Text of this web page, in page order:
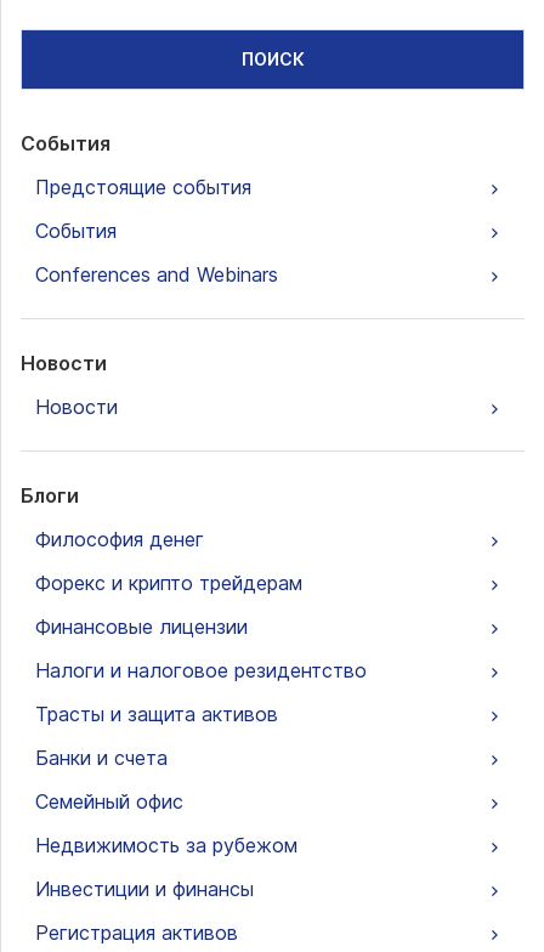
ПОИСК
События
Предстоящие события
События
Conferences and Webinars
Новости
Новости
Блоги
Философия денег
Форекс и крипто трейдерам
Финансовые лицензии
Налоги и налоговое резидентство
Трасты и защита активов
Банки и счета
Семейный офис
Недвижимость за рубежом
Инвестиции и финансы
Регистрация активов